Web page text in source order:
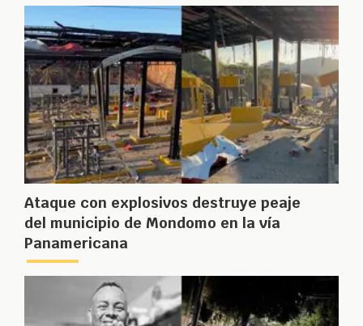
Ataque con explosivos destruye peaje
del municipio de Mondomo en la vía
Panamericana